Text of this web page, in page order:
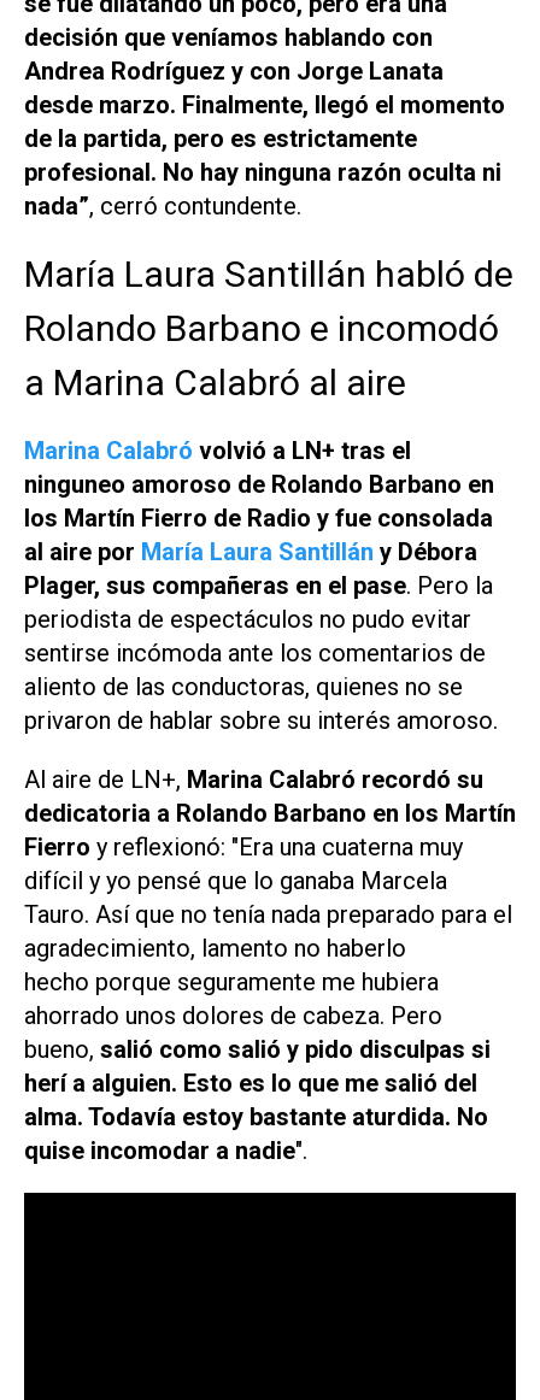
decisión que veníamos hablando con
Andrea Rodríguez y con Jorge Lanata
desde marzo. Finalmente, llegó el momento
de la partida, pero es estrictamente
profesional. No hay ninguna razón oculta ni
nada”, cerró contundente.
María Laura Santillán habló de
Rolando Barbano e incomodó
a Marina Calabró al aire
Marina Calabró volvió a LN+ tras el
ninguneo amoroso de Rolando Barbano en
los Martín Fierro de Radio y fue consolada
al aire por María Laura Santillán y Débora
Plager, sus compañeras en el pase. Pero la
periodista de espectáculos no pudo evitar
sentirse incómoda ante los comentarios de
aliento de las conductoras, quienes no se
privaron de hablar sobre su interés amoroso.
Al aire de LN+, Marina Calabró recordó su
dedicatoria a Rolando Barbano en los Martín
Fierro y reflexionó: "Era una cuaterna muy
difícil y yo pensé que lo ganaba Marcela
Tauro. Así que no tenía nada preparado para el
agradecimiento, lamento no haberlo
hecho porque seguramente me hubiera
ahorrado unos dolores de cabeza. Pero
bueno, salió como salió y pido disculpas si
herí a alguien. Esto es lo que me salió del
alma. Todavía estoy bastante aturdida. No
quise incomodar a nadie".